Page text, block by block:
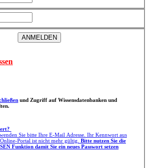
Sie bitte Ihre E-Mail Adresse. Ihr Kennwort aus
Portal ist nicht mehr gültig. Bitte nutzen Sie die
Funktion damit Sie ein neues Passwort setzen